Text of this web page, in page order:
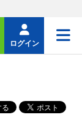
ログイン